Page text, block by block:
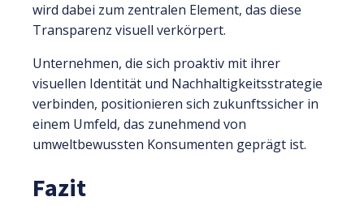
wird dabei zum zentralen Element, das diese
Transparenz visuell verkörpert.
Unternehmen, die sich proaktiv mit ihrer
visuellen Identität und Nachhaltigkeitsstrategie
verbinden, positionieren sich zukunftssicher in
einem Umfeld, das zunehmend von
umweltbewussten Konsumenten geprägt ist.
Fazit